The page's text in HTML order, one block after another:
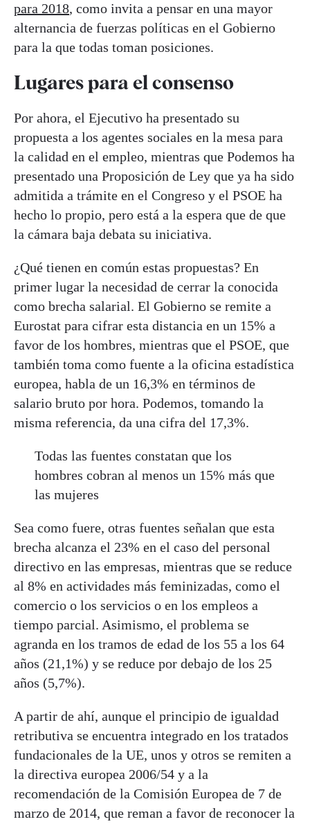
para 2018, como invita a pensar en una mayor
alternancia de fuerzas políticas en el Gobierno
para la que todas toman posiciones.
Lugares para el consenso
Por ahora, el Ejecutivo ha presentado su
propuesta a los agentes sociales en la mesa para
la calidad en el empleo, mientras que Podemos ha
presentado una Proposición de Ley que ya ha sido
admitida a trámite en el Congreso y el PSOE ha
hecho lo propio, pero está a la espera que de que
la cámara baja debata su iniciativa.
¿Qué tienen en común estas propuestas? En
primer lugar la necesidad de cerrar la conocida
como brecha salarial. El Gobierno se remite a
Eurostat para cifrar esta distancia en un 15% a
favor de los hombres, mientras que el PSOE, que
también toma como fuente a la oficina estadística
europea, habla de un 16,3% en términos de
salario bruto por hora. Podemos, tomando la
misma referencia, da una cifra del 17,3%.
Todas las fuentes constatan que los
hombres cobran al menos un 15% más que
las mujeres
Sea como fuere, otras fuentes señalan que esta
brecha alcanza el 23% en el caso del personal
directivo en las empresas, mientras que se reduce
al 8% en actividades más feminizadas, como el
comercio o los servicios o en los empleos a
tiempo parcial. Asimismo, el problema se
agranda en los tramos de edad de los 55 a los 64
años (21,1%) y se reduce por debajo de los 25
años (5,7%).
A partir de ahí, aunque el principio de igualdad
retributiva se encuentra integrado en los tratados
fundacionales de la UE, unos y otros se remiten a
la directiva europea 2006/54 y a la
recomendación de la Comisión Europea de 7 de
marzo de 2014, que reman a favor de reconocer la